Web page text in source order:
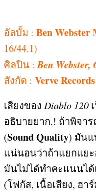
อัลบั้ม : Ben Webster
16/44.1)
ศิลปิน :Ben Webster,
สังกัด : Verve Records
เสียงของ Diablo 120
อธิบายยาก.! ถ้าพิจา
(Sound Quality) มันแ
แน่นอนว่าถ้าแยกแย
มันไม่ได้ทำคะแนนได้
(โฟกัส, เนื้อเสียง, ฮา